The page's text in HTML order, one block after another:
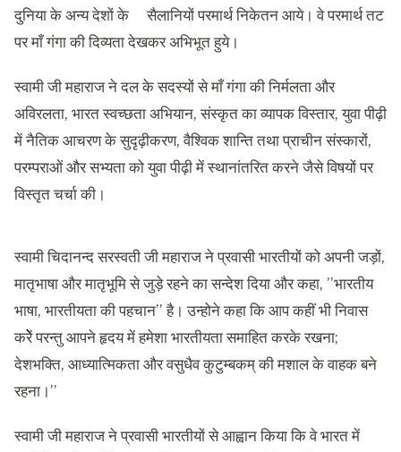
दुनिया के अन्य देशों के सैलानियों परमार्थ निकेतन आये। वे परमार्थ तट
पर माँ गंगा की दिव्यता देखकर अभिभूत हुये।
स्वामी जी महाराज ने दल के सदस्यों से माँ गंगा की निर्मलता और
अविरलता, भारत स्वच्छता अभियान, संस्कृत का व्यापक विस्तार, युवा पीढ़ी
में नैतिक आचरण के सुदृढ़ीकरण, वैश्विक शान्ति तथा प्राचीन संस्कारों,
परम्पराओं और सभ्यता को युवा पीढ़ी में स्थानांतरित करने जैसे विषयों पर
विस्तृत चर्चा की।
स्वामी चिदानन्द सरस्वती जी महाराज ने प्रवासी भारतीयों को अपनी जड़ों,
मातृभाषा और मातृभूमि से जुड़े रहने का सन्देश दिया और कहा, ’’भारतीय
भाषा, भारतीयता की पहचान’’ है। उन्होने कहा कि आप कहीं भी निवास
करेेें परन्तु आपने हृदय में हमेशा भारतीयता समाहित करके रखना;
देशभक्ति, आध्यात्मिकता और वसुधैव कुटुम्बकम् की मशाल के वाहक बने
रहना।’’
स्वामी जी महाराज ने प्रवासी भारतीयों से आह्वान किया कि वे भारत में